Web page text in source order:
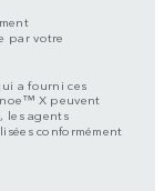
par votre
a fourni ces
X peuvent
les agents
conformément